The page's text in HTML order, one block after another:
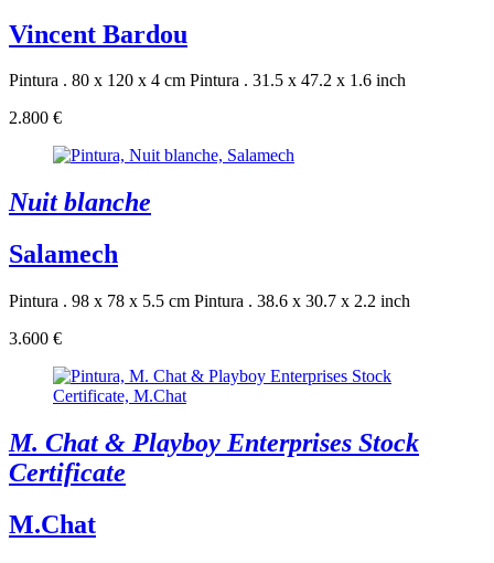
Vincent Bardou
Pintura . 80 x 120 x 4 cm Pintura . 31.5 x 47.2 x 1.6 inch
2.800 €
Nuit blanche
Salamech
Pintura . 98 x 78 x 5.5 cm Pintura . 38.6 x 30.7 x 2.2 inch
3.600 €
M. Chat & Playboy Enterprises Stock
Certificate
M.Chat